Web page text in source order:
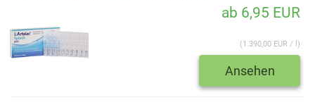
ab 6,95 EUR
(1.390,00 EUR / l)
Ansehen